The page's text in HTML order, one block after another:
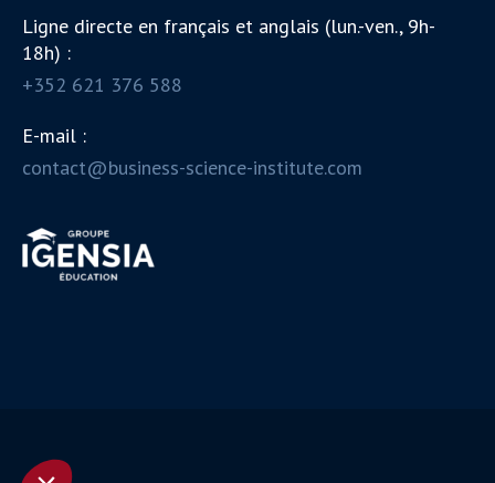
Ligne directe en français et anglais (lun.-ven., 9h-
18h) :
+352 621 376 588
E-mail :
contact@business-science-institute.com